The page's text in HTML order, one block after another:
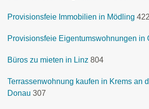
Provisionsfeie Immobilien in Mödling 422
Provisionsfeie Eigentumswohnungen in
Büros zu mieten in Linz 804
Terrassenwohnung kaufen in Krems an
Donau 307